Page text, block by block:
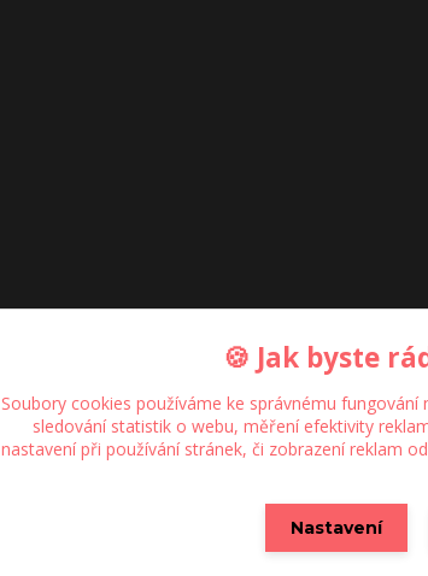
Upravit
🍪 Jak byste
Soubory cookies používáme ke správnému
sledování statistik o webu, měření efektivity
nastavení při používání stránek, či zobrazení reklam
Nastavení